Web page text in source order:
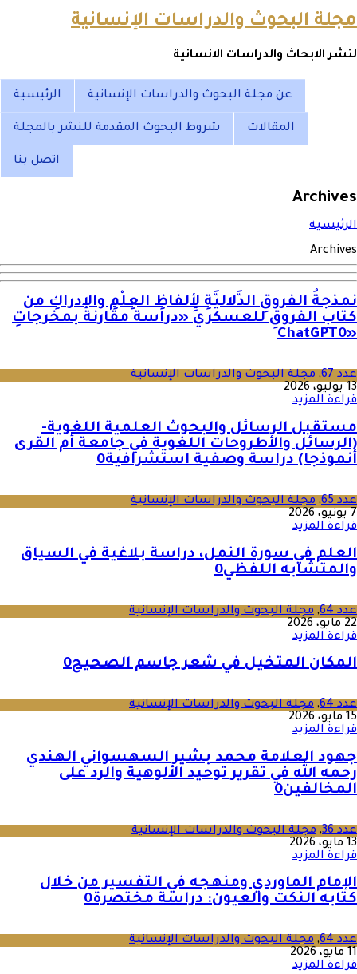
مجلة البحوث والدراسات الإنسانية
لنشر الابحاث والدراسات الانسانية
الرئيسية عن مجلة البحوث والدراسات الإنسانية
شروط البحوث المقدمة للنشر بالمجلة المقالات
اتصل بنا
Archives
الرئيسية
Archives
نمذجةُ الفروقِ الدَّلاليَّةِ لألفاظِ العِلْمِ والإدراكِ من
كتابِ الفروقِ للعسكريِّ «دراسة مقارنة بمخرجاتِ
«ChatGPT
0
عدد 67 , مجلة البحوث والدراسات الإنسانية
13 يوليو، 2026
قراءة المزيد
مستقبل الرسائل والبحوث العلمية اللغوية-
(الرسائل والأطروحات اللغوية في جامعة أم القرى
أنموذجا) دراسة وصفية استشرافية0
عدد 65 , مجلة البحوث والدراسات الإنسانية
7 يونيو، 2026
قراءة المزيد
العلم في سورة النمل، دراسة بلاغية في السياق
والمتشابه اللفظي0
عدد 64 , مجلة البحوث والدراسات الإنسانية
22 مايو، 2026
قراءة المزيد
المكان المتخيل في شعر جاسم الصحيح0
عدد 64 , مجلة البحوث والدراسات الإنسانية
15 مايو، 2026
قراءة المزيد
جهود العلامة محمد بشير السهسواني الهندي
رحمه الله في تقرير توحيد الألوهية والرد على
المخالفين0
عدد 36 , مجلة البحوث والدراسات الإنسانية
13 مايو، 2026
قراءة المزيد
الإمام الماوردي ومنهجه في التفسير من خلال
كتابه النكت والعيون: دراسة مختصرة0
عدد 64 , مجلة البحوث والدراسات الإنسانية
11 مايو، 2026
قراءة المزيد